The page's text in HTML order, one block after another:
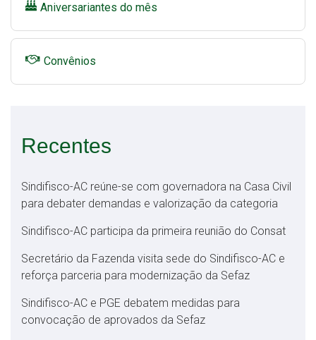
Aniversariantes do mês
Convênios
Recentes
Sindifisco-AC reúne-se com governadora na Casa Civil
para debater demandas e valorização da categoria
Sindifisco-AC participa da primeira reunião do Consat
Secretário da Fazenda visita sede do Sindifisco-AC e
reforça parceria para modernização da Sefaz
Sindifisco-AC e PGE debatem medidas para
convocação de aprovados da Sefaz